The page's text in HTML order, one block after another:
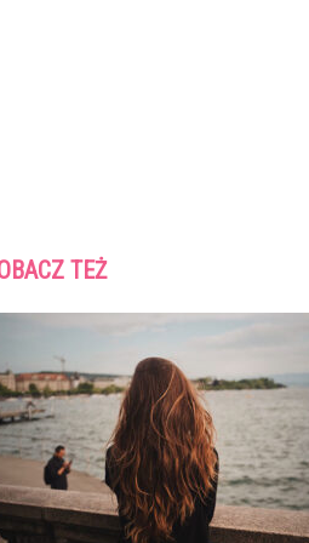
TEŻ